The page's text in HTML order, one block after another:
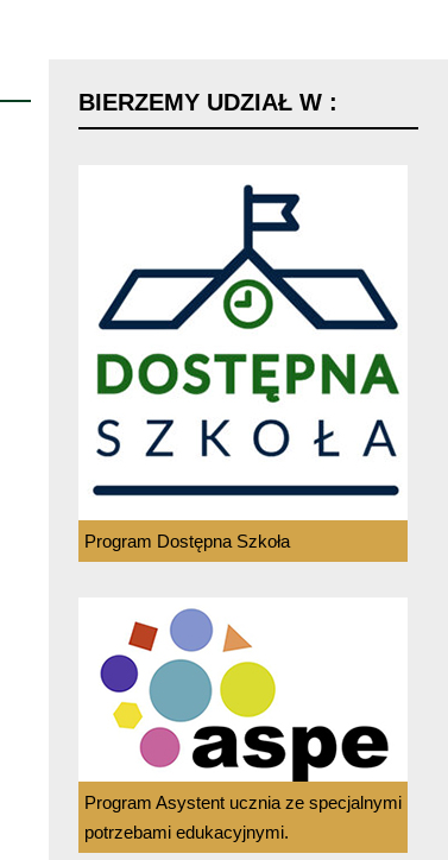
BIERZEMY UDZIAŁ W :
Program Dostępna Szkoła
Program Asystent ucznia ze specjalnymi
potrzebami edukacyjnymi.